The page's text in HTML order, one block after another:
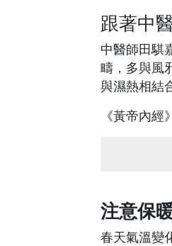
跟著中
中醫師田騏
疇，多與風
與濕熱相結
《黃帝內
注意保
春天氣溫變